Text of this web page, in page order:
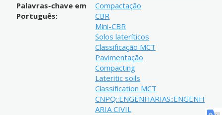
Palavras-chave em
Português:
Compactação
CBR
Mini-CBR
Solos lateríticos
Classificação MCT
Pavimentação
Compacting
Lateritic soils
Classification MCT
CNPQ::ENGENHARIAS::ENGENH
ARIA CIVIL